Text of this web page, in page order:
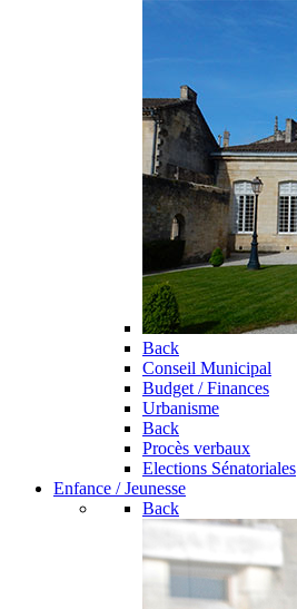
Back
Conseil Municipal
Budget / Finances
Urbanisme
Back
Procès verbaux
Elections Sénatoriales
Enfance / Jeunesse
Back